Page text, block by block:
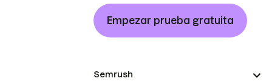
Empezar prueba gratuita
Semrush